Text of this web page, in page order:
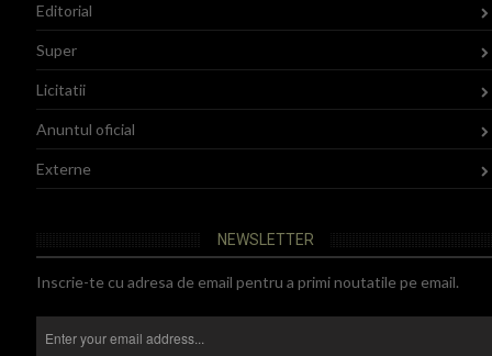
Editorial
Super
Licitatii
Anuntul oficial
Externe
NEWSLETTER
Inscrie-te cu adresa de email pentru a primi noutatile pe email.